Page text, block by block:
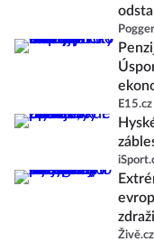
E15.cz
Živě.cz